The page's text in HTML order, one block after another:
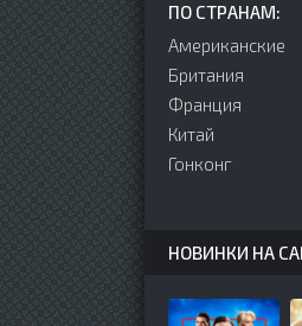
ПО СТРАНАМ:
Американские
Британия
Франция
Китай
Гонконг
НОВИНКИ НА